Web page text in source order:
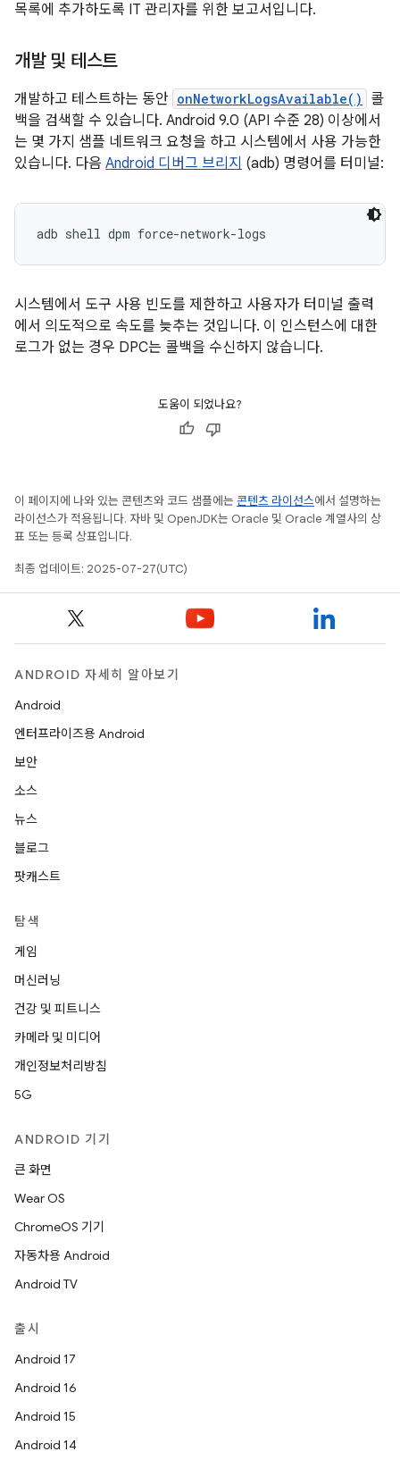
목록에 추가하도록 IT 관리자를 위한 보고서입니다.
개발 및 테스트
개발하고 테스트하는 동안 onNetworkLogsAvailable()
콜
백을 검색할 수 있습니다. Android 9.0 (API 수준 28) 이상에서
는 몇 가지 샘플 네트워크 요청을 하고 시스템에서 사용 가능한
있습니다. 다음 Android 디버그 브리지 (adb) 명령어를 터미널:
adb shell dpm force-network-logs
시스템에서 도구 사용 빈도를 제한하고 사용자가 터미널 출력
에서 의도적으로 속도를 늦추는 것입니다. 이 인스턴스에 대한
로그가 없는 경우 DPC는 콜백을 수신하지 않습니다.
도움이 되었나요?
이 페이지에 나와 있는 콘텐츠와 코드 샘플에는 콘텐츠 라이선스에서 설명하는
라이선스가 적용됩니다. 자바 및 OpenJDK는 Oracle 및 Oracle 계열사의 상
표 또는 등록 상표입니다.
최종 업데이트: 2025-07-27(UTC)
ANDROID 자세히 알아보기
Android
엔터프라이즈용 Android
보안
소스
뉴스
블로그
팟캐스트
탐색
게임
머신러닝
건강 및 피트니스
카메라 및 미디어
개인정보처리방침
5G
ANDROID 기기
큰 화면
Wear OS
ChromeOS 기기
자동차용 Android
Android TV
출시
Android 17
Android 16
Android 15
Android 14